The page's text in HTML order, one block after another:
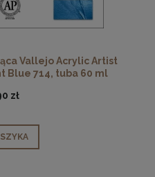
Vallejo Acrylic Artist
Blue 714, tuba 60 ml
zł